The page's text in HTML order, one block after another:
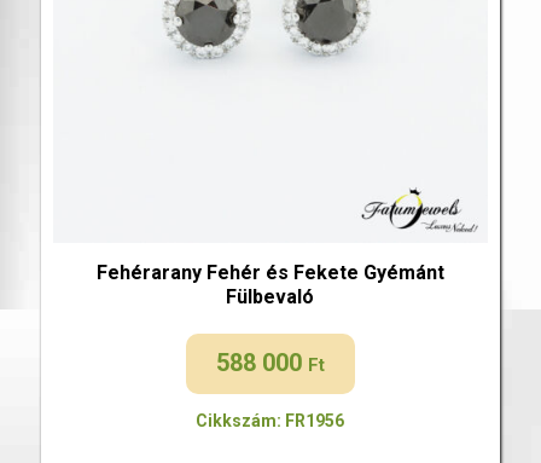
Fehérarany Fehér és Fekete Gyémánt
Fülbevaló
588 000 Ft
Cikkszám: FR1956